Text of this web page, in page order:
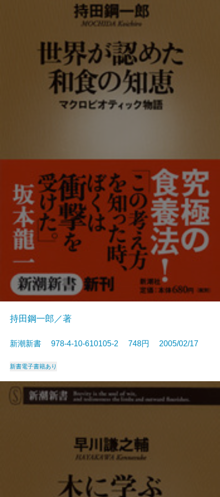
持田鋼一郎／著
新潮新書 978-4-10-610105-2 748円 2005/02/17
新書電子書籍あり